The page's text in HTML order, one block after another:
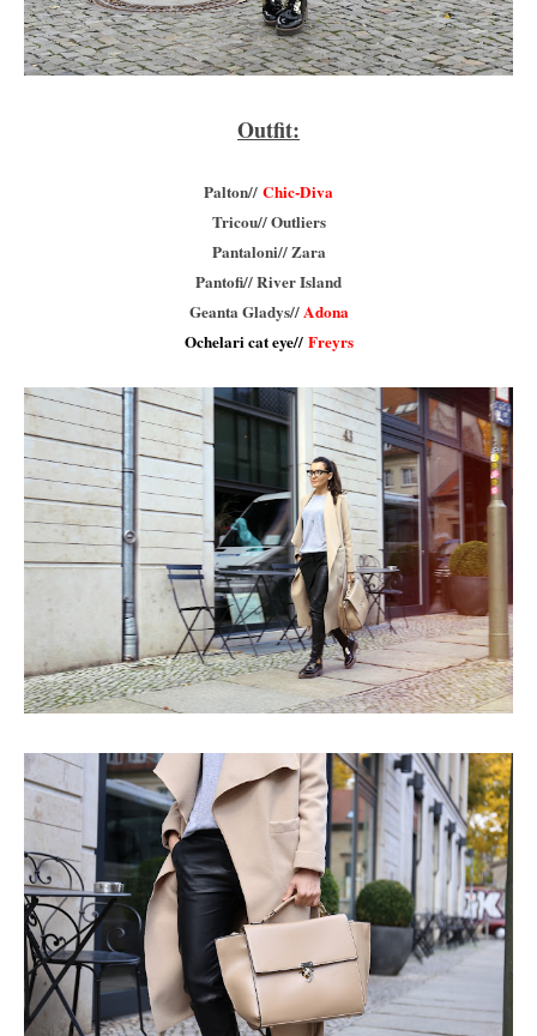
Outfit:
Palton// Chic-Diva
Tricou// Outliers
Pantaloni// Zara
Pantofi// River Island
Geanta Gladys//Adona
Ochelari cat eye// Freyrs